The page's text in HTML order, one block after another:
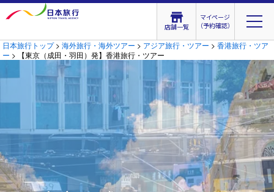
店舗一覧
マイページ
（予約確認）
日本旅行トップ>海外旅行・海外ツアー > アジア旅行・ツアー >香港旅行・ツア
ー > 【東京（成田・羽田）発】香港旅行・ツアー